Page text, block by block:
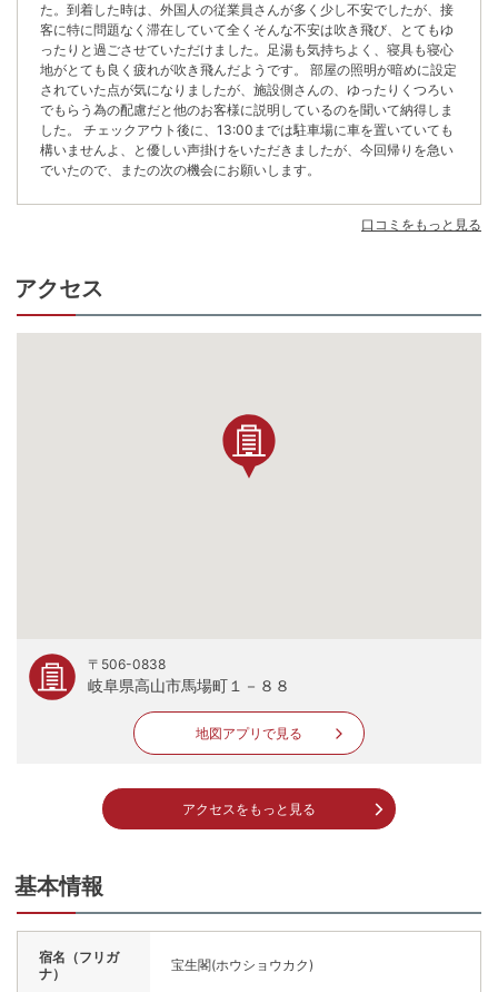
た。到着した時は、外国人の従業員さんが多く少し不安でしたが、接
客に特に問題なく滞在していて全くそんな不安は吹き飛び、とてもゆ
ったりと過ごさせていただけました。足湯も気持ちよく、寝具も寝心
地がとても良く疲れが吹き飛んだようです。 部屋の照明が暗めに設定
されていた点が気になりましたが、施設側さんの、ゆったりくつろい
でもらう為の配慮だと他のお客様に説明しているのを聞いて納得しま
した。 チェックアウト後に、13:00までは駐車場に車を置いていても
構いませんよ、と優しい声掛けをいただきましたが、今回帰りを急い
でいたので、またの次の機会にお願いします。
口コミをもっと見る
アクセス
〒506-0838
岐阜県高山市馬場町１－８８
地図アプリで見る
アクセスをもっと見る
基本情報
宿名（フリガ
ナ）
宝生閣(ホウショウカク)